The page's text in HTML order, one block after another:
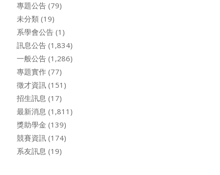
專題公告(79)
未分類(19)
系學會公告(1)
訊息公告(1,834)
一般公告(1,286)
專題實作(77)
徵才資訊(151)
招生訊息 (17)
最新消息 (1,811)
獎助學金 (139)
競賽資訊(174)
系友訊息 (19)